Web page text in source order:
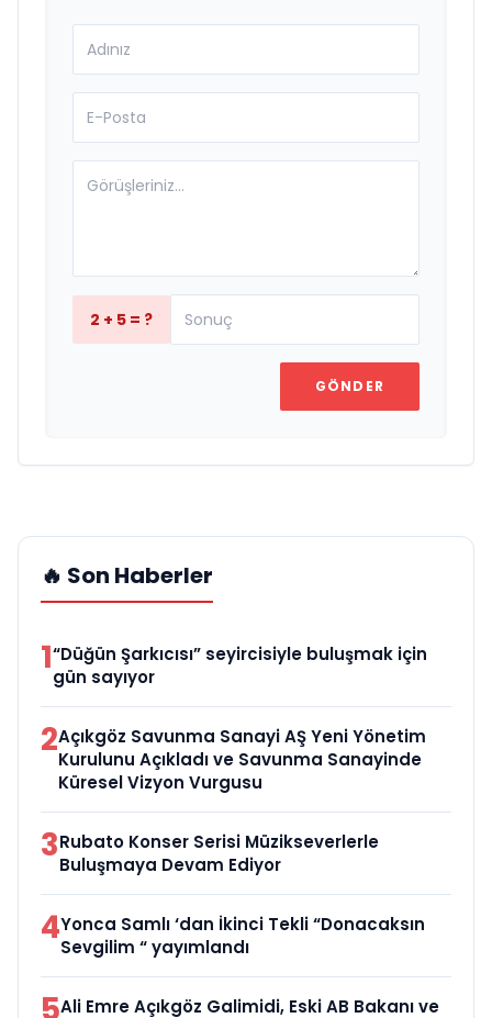
2 + 5 = ?
GÖNDER
🔥 Son Haberler
1“Düğün Şarkıcısı” seyircisiyle buluşmak için
gün sayıyor
2Açıkgöz Savunma Sanayi AŞ Yeni Yönetim
Kurulunu Açıkladı ve Savunma Sanayinde
Küresel Vizyon Vurgusu
3Rubato Konser Serisi Müzikseverlerle
Buluşmaya Devam Ediyor
4Yonca Samlı ‘dan İkinci Tekli “Donacaksın
Sevgilim “ yayımlandı
Ali Emre Açıkgöz Galimidi, Eski AB Bakanı ve